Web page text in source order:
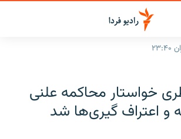
خواستار محاکمه علنی
و اعتراف گيری‌ها شد